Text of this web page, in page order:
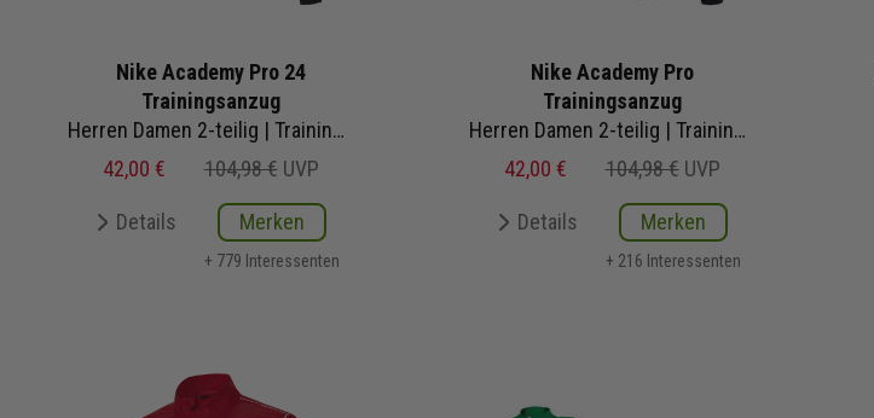
Nike Academy Pro 24
Trainingsanzug
Herren Damen 2-teilig | Trainingsjacke Trainingshose
42,00 €
104,98 € UVP
Details Merken
+ 779 Interessenten
Nike Academy Pro
Trainingsanzug
Herren Damen 2-teilig | Trainingsjacke Trainingshose
42,00 €
104,98 € UVP
Details Merken
+ 216 Interessenten